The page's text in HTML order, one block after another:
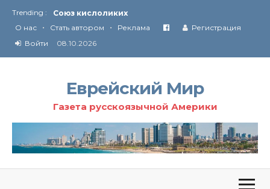
Trending :
Союз кислоликих
Соглашение США с Ираном
Технология Революции в Иране
О нас • Стать автором • Реклама
Регистрация
Войти
08.10.2026
Еврейский Мир
Газета русскоязычной Америки